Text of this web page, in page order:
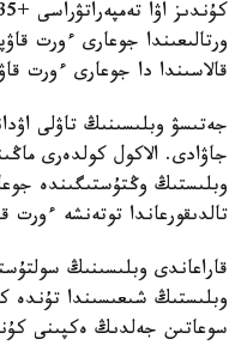
ورتالىعىندا جوعارى ءورت
قالاسىندا دا جوعارى ءورت
جەتىسۋ وبلىسىنىڭ تاۋلى
وبلىستىڭ وڭتۇستىگىندە
تالدىقورعاندا توتەنشە ءورت
قاراعاندى وبلىسىنىڭ
وبلىستىڭ شىعىسىندا